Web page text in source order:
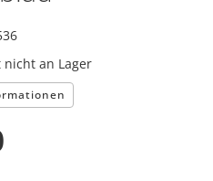
an Lager